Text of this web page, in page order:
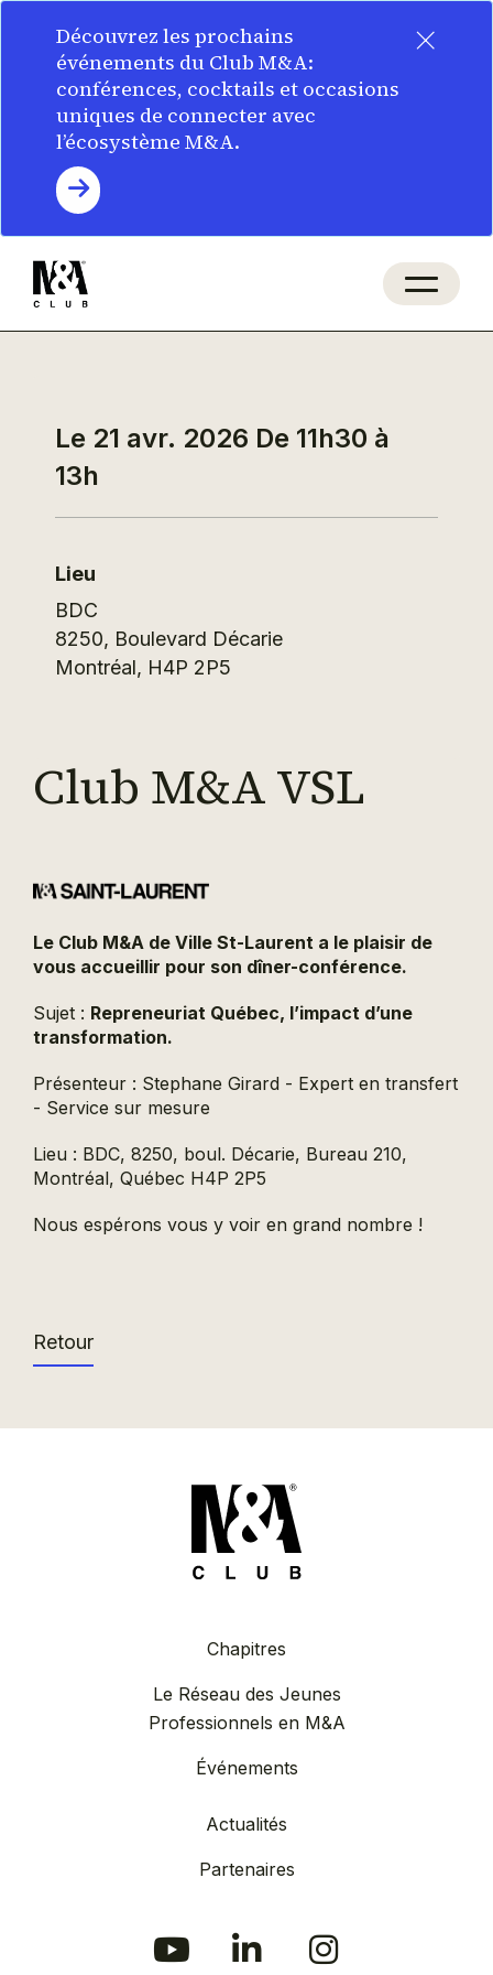
×
Découvrez les prochains
événements du Club M&A:
conférences, cocktails et occasions
uniques de connecter avec
l’écosystème M&A.
Le 21 avr. 2026 De 11h30 à
13h
Lieu
BDC
8250, Boulevard Décarie
Montréal, H4P 2P5
Club M&A VSL
Le Club M&A de Ville St-Laurent a le plaisir de
vous accueillir pour son dîner-conférence.
Sujet : Repreneuriat Québec, l’impact d’une
transformation.
Présenteur : Stephane Girard - Expert en transfert
- Service sur mesure
Lieu : BDC, 8250, boul. Décarie, Bureau 210,
Montréal, Québec H4P 2P5
Nous espérons vous y voir en grand nombre !
Retour
Chapitres
Le Réseau des Jeunes
Professionnels en M&A
Événements
Actualités
Partenaires